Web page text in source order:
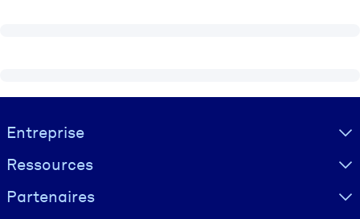
Visually hidden Text
Entreprise
Ressources
Partenaires